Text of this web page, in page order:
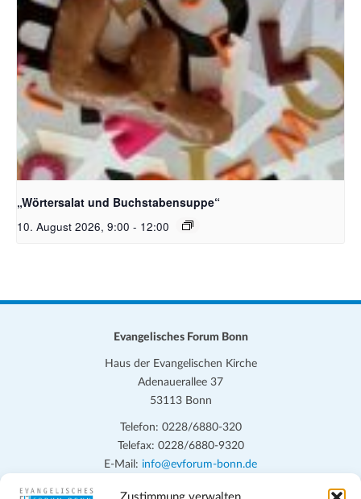
Bildquelle_ Pixabay Free_Christoph Meinersmann
„Wörtersalat und Buchstabensuppe“
10. August 2026, 9:00 - 12:00
Evangelisches Forum Bonn
Haus der Evangelischen Kirche
Adenauerallee 37
53113 Bonn
Telefon: 0228/6880-320
Telefax: 0228/6880-9320
E-Mail: info@evforum-bonn.de